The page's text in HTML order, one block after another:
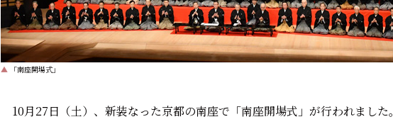
▲ 「南座開場式」
10月27日（土）、新装なった京都の南座で「南座開場式」が行われました。